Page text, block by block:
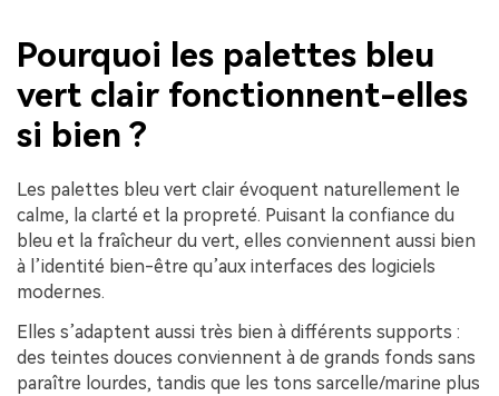
Pourquoi les palettes bleu
vert clair fonctionnent-elles
si bien ?
Les palettes bleu vert clair évoquent naturellement le
calme, la clarté et la propreté. Puisant la confiance du
bleu et la fraîcheur du vert, elles conviennent aussi bien
à l’identité bien-être qu’aux interfaces des logiciels
modernes.
Elles s’adaptent aussi très bien à différents supports :
des teintes douces conviennent à de grands fonds sans
paraître lourdes, tandis que les tons sarcelle/marine plus